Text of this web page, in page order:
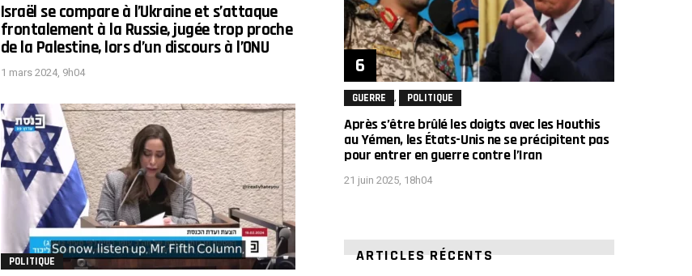
Israël se compare à l’Ukraine et s’attaque
frontalement à la Russie, jugée trop proche
de la Palestine, lors d’un discours à l’ONU
1 mars 2024, 9h04
POLITIQUE
GUERRE , POLITIQUE
Après s’être brûlé les doigts avec les Houthis
au Yémen, les États-Unis ne se précipitent pas
pour entrer en guerre contre l’Iran
21 juin 2025, 18h04
ARTICLES RÉCENTS